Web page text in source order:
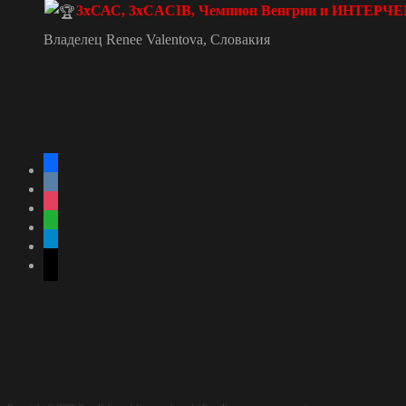
3хСАС, 3хCACIB, Чемпион Венгрии и
Владелец Renee Valentova, Словакия